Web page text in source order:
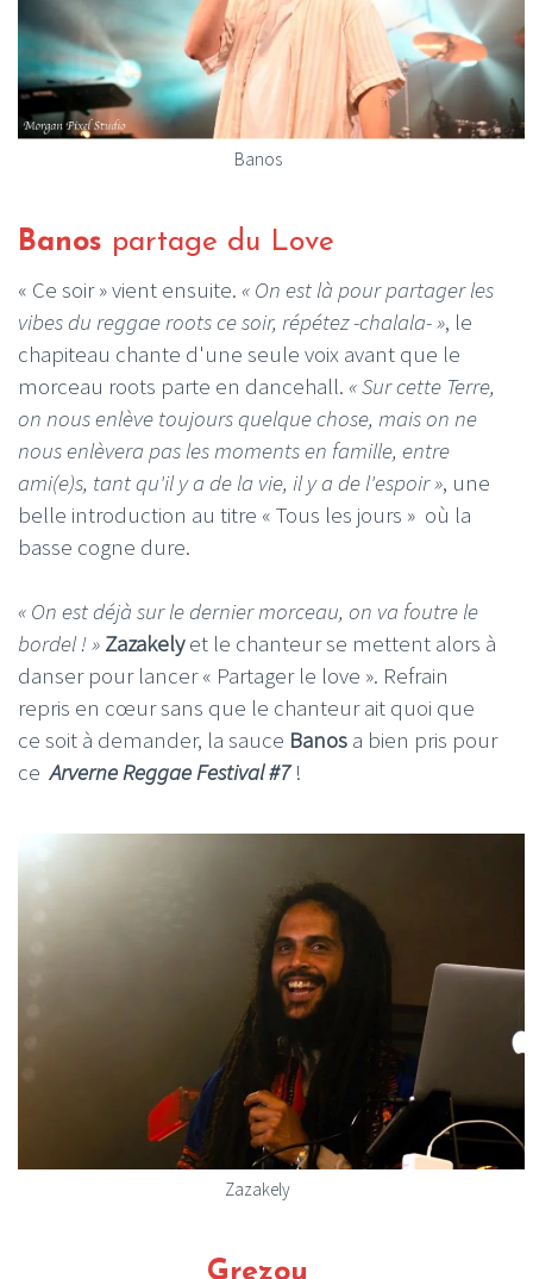
Banos
Banos partage du Love
« Ce soir » vient ensuite. « On est là pour partager les
vibes du reggae roots ce soir, répétez -chalala- », le
chapiteau chante d'une seule voix avant que le
morceau roots parte en dancehall. « Sur cette Terre,
on nous enlève toujours quelque chose, mais on ne
nous enlèvera pas les moments en famille, entre
ami(e)s, tant qu'il y a de la vie, il y a de l'espoir », une
belle introduction au titre « Tous les jours » où la
basse cogne dure.
« On est déjà sur le dernier morceau, on va foutre le
bordel ! » Zazakelyet le chanteur se mettent alors à
danser pour lancer « Partager le love ». Refrain
repris en cœur sans que le chanteur ait quoi que
ce soit à demander, la sauce Banos a bien pris pour
ceArverne Reggae Festival #7!
Zazakely
Grezou